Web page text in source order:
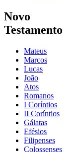
Novo
Testamento
Mateus
Marcos
Lucas
João
Atos
Romanos
I Coríntios
II Coríntios
Gálatas
Efésios
Filipenses
Colossenses